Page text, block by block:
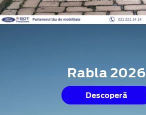
Rabla 2026
Descoperă